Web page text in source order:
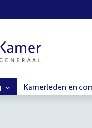
Kamerleden en